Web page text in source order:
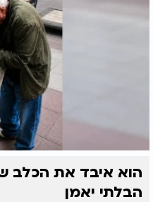
הבלתי יאמן